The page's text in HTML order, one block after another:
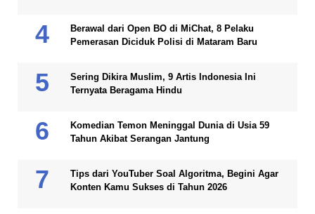
Berawal dari Open BO di MiChat, 8 Pelaku
Pemerasan Diciduk Polisi di Mataram Baru
Sering Dikira Muslim, 9 Artis Indonesia Ini
Ternyata Beragama Hindu
Komedian Temon Meninggal Dunia di Usia 59
Tahun Akibat Serangan Jantung
Tips dari YouTuber Soal Algoritma, Begini Agar
Konten Kamu Sukses di Tahun 2026